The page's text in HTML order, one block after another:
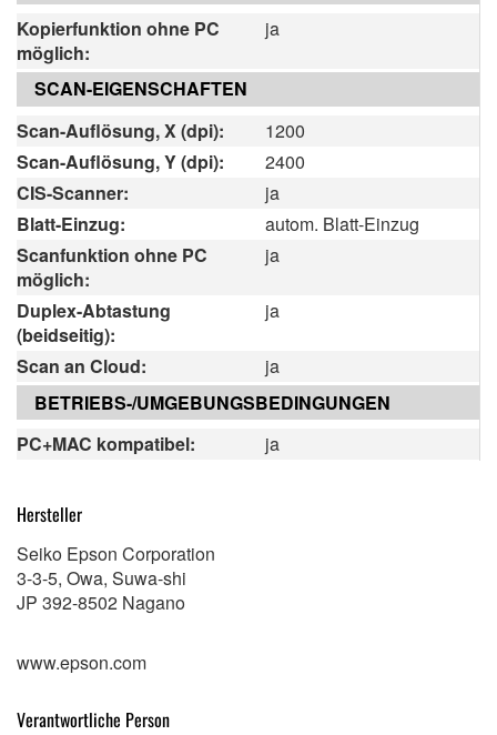
Kopierfunktion ohne PC
möglich:
ja
SCAN-EIGENSCHAFTEN
Scan-Auflösung, X (dpi):
1200
Scan-Auflösung, Y (dpi):
2400
CIS-Scanner:
ja
Blatt-Einzug:
autom. Blatt-Einzug
Scanfunktion ohne PC
möglich:
ja
Duplex-Abtastung
(beidseitig):
ja
Scan an Cloud:
ja
BETRIEBS-/UMGEBUNGSBEDINGUNGEN
PC+MAC kompatibel:
ja
Hersteller
Seiko Epson Corporation
3-3-5, Owa, Suwa-shi
JP 392-8502 Nagano
www.epson.com
Verantwortliche Person